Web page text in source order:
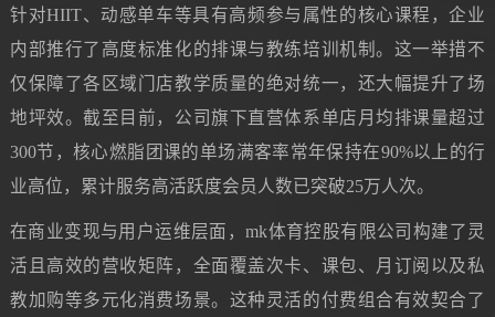
针对HIIT、动感单车等具有高频参与属性的核心课程，企业
内部推行了高度标准化的排课与教练培训机制。这一举措不
仅保障了各区域门店教学质量的绝对统一，还大幅提升了场
地坪效。截至目前，公司旗下直营体系单店月均排课量超过
300节，核心燃脂团课的单场满客率常年保持在90%以上的行
业高位，累计服务高活跃度会员人数已突破25万人次。
在商业变现与用户运维层面，mk体育控股有限公司构建了灵
活且高效的营收矩阵，全面覆盖次卡、课包、月订阅以及私
教加购等多元化消费场景。这种灵活的付费组合有效契合了